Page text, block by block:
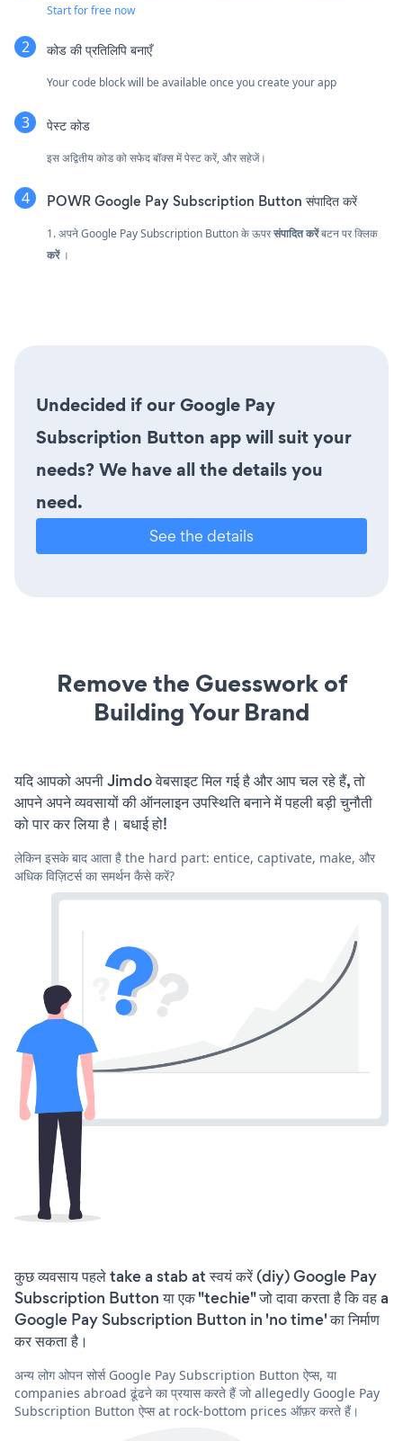
Start for free now
कोड की प्रतिलिपि बनाएँ
Your code block will be available once you create your app
पेस्ट कोड
इस अद्वितीय कोड को सफेद बॉक्स में पेस्ट करें, और सहेजें।
POWR Google Pay Subscription Button संपादित करें
1. अपने Google Pay Subscription Button के ऊपरसंपादित करेंबटन पर क्लिक
करें।
Undecided if our Google Pay
Subscription Button app will suit your
needs? We have all the details you
need.
See the details
Remove the Guesswork of
Building Your Brand
यदि आपको अपनी Jimdo वेबसाइट मिल गई है और आप चल रहे हैं, तो
आपने अपने व्यवसायों की ऑनलाइन उपस्थिति बनाने में पहली बड़ी चुनौती
को पार कर लिया है। बधाई हो!
लेकिन इसके बाद आता है the hard part: entice, captivate, make, और
अधिक विज़िटर्स का समर्थन कैसे करें?
कुछ व्यवसाय पहले take a stab at स्वयं करें (diy) Google Pay
Subscription Button या एक "techie" जो दावा करता है कि वह a
Google Pay Subscription Button in 'no time' का निर्माण
कर सकता है।
अन्य लोग ओपन सोर्स Google Pay Subscription Button ऐप्स, या
companies abroad ढूंढने का प्रयास करते हैं जो allegedly Google Pay
Subscription Button ऐप्स at rock-bottom prices ऑफ़र करते हैं।